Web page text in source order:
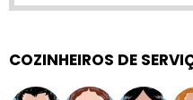
COZINHEIROS DE